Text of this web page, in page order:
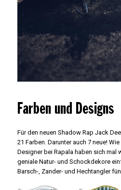
Farben und Designs
Für den neuen Shadow Rap Jack
21 Farben. Darunter auch 7 neue!
Designer bei Rapala haben sich mal
geniale Natur- und Schockdekore
Barsch-, Zander- und Hechtangler